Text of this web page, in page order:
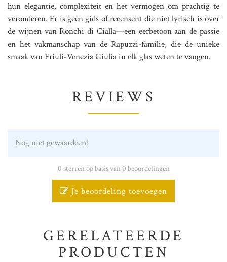
hun elegantie, complexiteit en het vermogen om prachtig te
verouderen. Er is geen gids of recensent die niet lyrisch is over
de wijnen van Ronchi di Cialla—een eerbetoon aan de passie
en het vakmanschap van de Rapuzzi-familie, die de unieke
smaak van Friuli-Venezia Giulia in elk glas weten te vangen.
REVIEWS
Nog niet gewaardeerd
0 sterren op basis van 0 beoordelingen
Je beoordeling toevoegen
GERELATEERDE
PRODUCTEN